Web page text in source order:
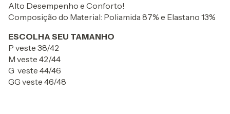
Alto Desempenho e Conforto!
Composição do Material: Poliamida 87% e Elastano 13%
ESCOLHA SEU TAMANHO
P veste 38/42
M veste 42/44
G veste 44/46
GG veste 46/48